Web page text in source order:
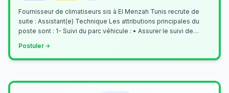
Fournisseur de climatiseurs sis à El Menzah Tunis recrute de
suite : Assistant(e) Technique Les attributions principales du
poste sont : 1- Suivi du parc véhicule : • Assurer le suivi de
Postuler